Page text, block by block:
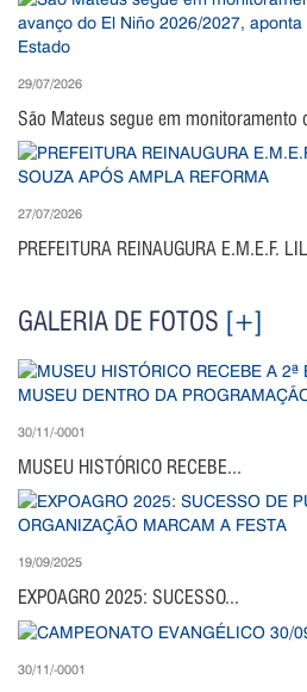
29/07/2026
São Mateus segue em monitoramento
27/07/2026
PREFEITURA REINAUGURA E.M.E.F.
GALERIA DE FOTOS [+]
30/11/-0001
MUSEU HISTÓRICO RECEBE...
19/09/2025
EXPOAGRO 2025: SUCESSO...
30/11/-0001